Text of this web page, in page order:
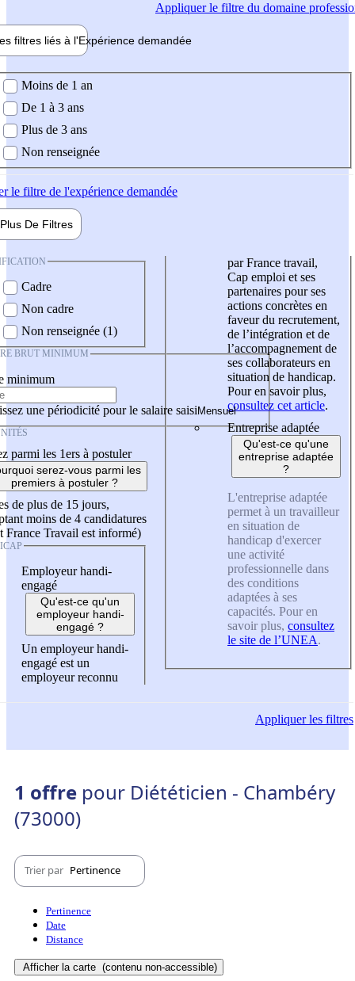
Appliquerle filtre du domaine
filtres liés à l'Expérience demandée
demandée
Moins de 1 an
De 1 à 3 ans
Plus de 3 ans
Non renseignée
le filtre de l'expérience demandée
Plus De Filtres
Cadre
Non cadre
Non renseignée (1)
BRUT MINIMUM
minimum
une périodicité pour le salaire saisi
parmi les 1ers à postuler
serez-vous parmi les
premiers à postuler ?
de plus de 15 jours,
moins de 4 candidatures
France Travail est informé)
Employeur handi-
engagé
Qu'est-ce qu'un
employeur handi-
engagé ?
Un employeur handi-
engagé est un
employeur reconnu
par France travail,
Cap emploi et ses
partenaires pour ses
actions concrètes en
faveur du recrutement,
de l’intégration et de
l’accompagnement de
ses collaborateurs en
situation de handicap.
Pour en savoir plus,
consultez cet article.
Entreprise adaptée
Qu'est-ce qu'une
entreprise adaptée
?
L'entreprise adaptée
permet à un travailleur
en situation de
handicap d'exercer
une activité
professionnelle dans
des conditions
adaptées à ses
capacités. Pour en
savoir plus, consultez
le site de l’UNEA.
Appliquerles filtres
1 offre pour Diététicien - Chambéry
(73000)
Trier par Pertinence
Pertinence
Date
Distance
Afficher la carte (contenu non-accessible)